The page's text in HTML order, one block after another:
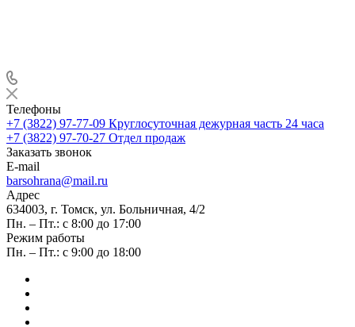
Телефоны
+7 (3822) 97-77-09 Круглосуточная дежурная часть 24 часа
+7 (3822) 97-70-27 Отдел продаж
Заказать звонок
E-mail
barsohrana@mail.ru
Адрес
634003, г. Томск, ул. Больничная, 4/2
Пн. – Пт.: с 8:00 до 17:00
Режим работы
Пн. – Пт.: с 9:00 до 18:00